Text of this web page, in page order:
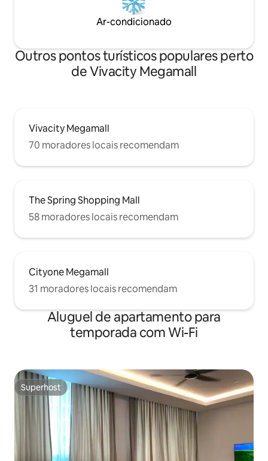
Ar-condicionado
Outros pontos turísticos populares perto
de Vivacity Megamall
Vivacity Megamall
70 moradores locais recomendam
The Spring Shopping Mall
58 moradores locais recomendam
Cityone Megamall
31 moradores locais recomendam
Aluguel de apartamento para
temporada com Wi-Fi
Superhost
Superhost